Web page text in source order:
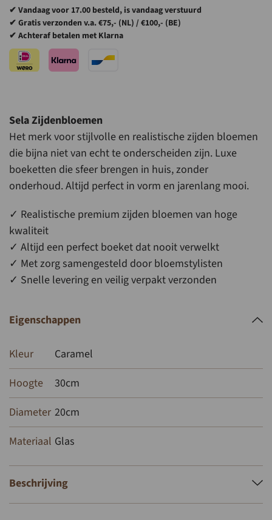
✔ Vandaag voor 17.00 besteld, is vandaag verstuurd
✔ Gratis verzonden v.a. €75,- (NL) / €100,- (BE)
✔ Achteraf betalen met Klarna
Sela Zijdenbloemen
Het merk voor stijlvolle en realistische zijden bloemen
die bijna niet van echt te onderscheiden zijn. Luxe
boeketten die sfeer brengen in huis, zonder
onderhoud. Altijd perfect in vorm en jarenlang mooi.
✓ Realistische premium zijden bloemen van hoge
kwaliteit
✓ Altijd een perfect boeket dat nooit verwelkt
✓ Met zorg samengesteld door bloemstylisten
✓ Snelle levering en veilig verpakt verzonden
Eigenschappen
Kleur
Caramel
Hoogte
30cm
Diameter 20cm
Materiaal Glas
Beschrijving